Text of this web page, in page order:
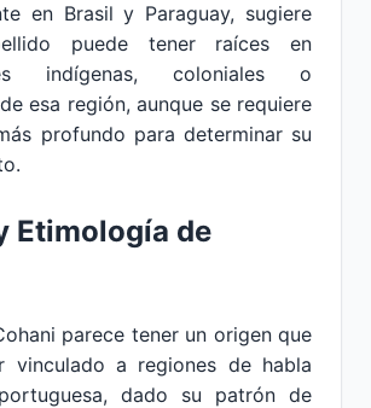
en Brasil y Paraguay, sugiere
puede tener raíces en
indígenas, coloniales o
esa región, aunque se requiere
profundo para determinar su
Etimología de
parece tener un origen que
vinculado a regiones de habla
dado su patrón de